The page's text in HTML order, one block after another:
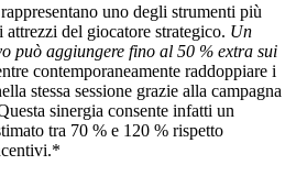
uno degli strumenti più
attrezzi del giocatore strategico. Un
può aggiungere fino al 50 % extra sui
contemporaneamente raddoppiare i
stessa sessione grazie alla campagna
sinergia consente infatti un
tra 70 % e 120 % rispetto